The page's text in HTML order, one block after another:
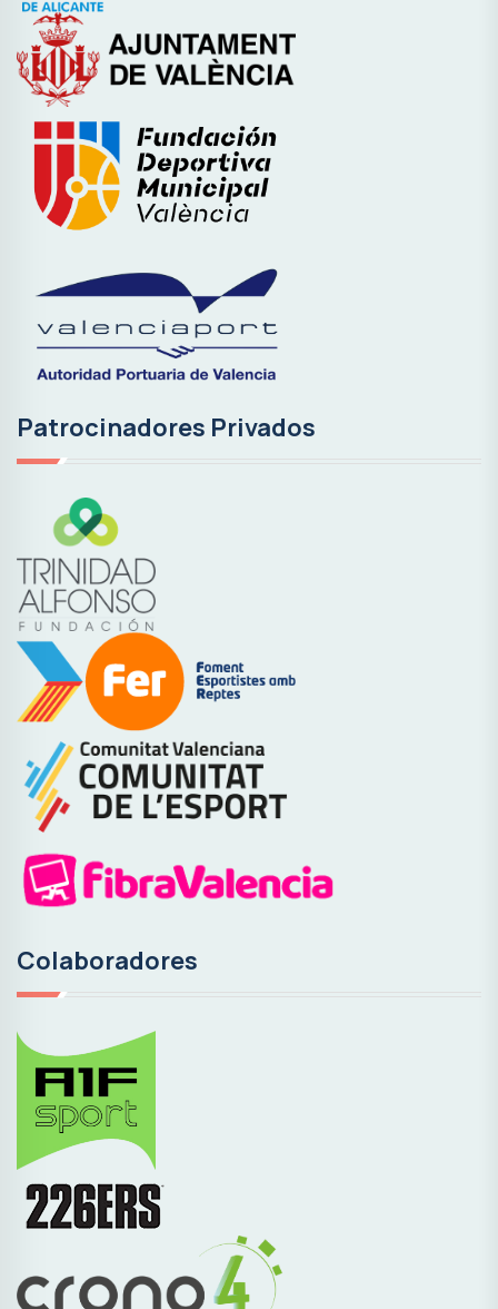
Patrocinadores Privados
Colaboradores